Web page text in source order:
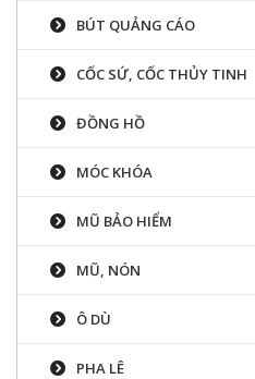
BÚT QUẢNG CÁO
CỐC SỨ, CỐC THỦY TINH
ĐỒNG HỒ
MÓC KHÓA
MŨ BẢO HIỂM
MŨ, NÓN
Ô DÙ
PHA LÊ